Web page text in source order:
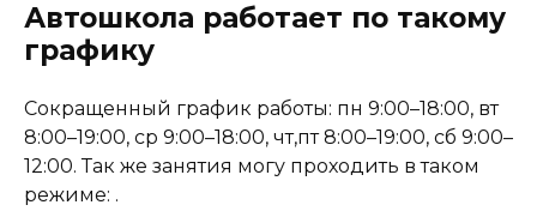
Автошкола работает по такому
графику
Сокращенный график работы: пн 9:00–18:00, вт
8:00–19:00, ср 9:00–18:00, чт,пт 8:00–19:00, сб 9:00–
12:00. Так же занятия могу проходить в таком
режиме: .